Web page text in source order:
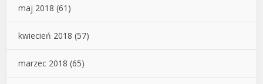
maj 2018 (61)
kwiecień 2018 (57)
marzec 2018 (65)